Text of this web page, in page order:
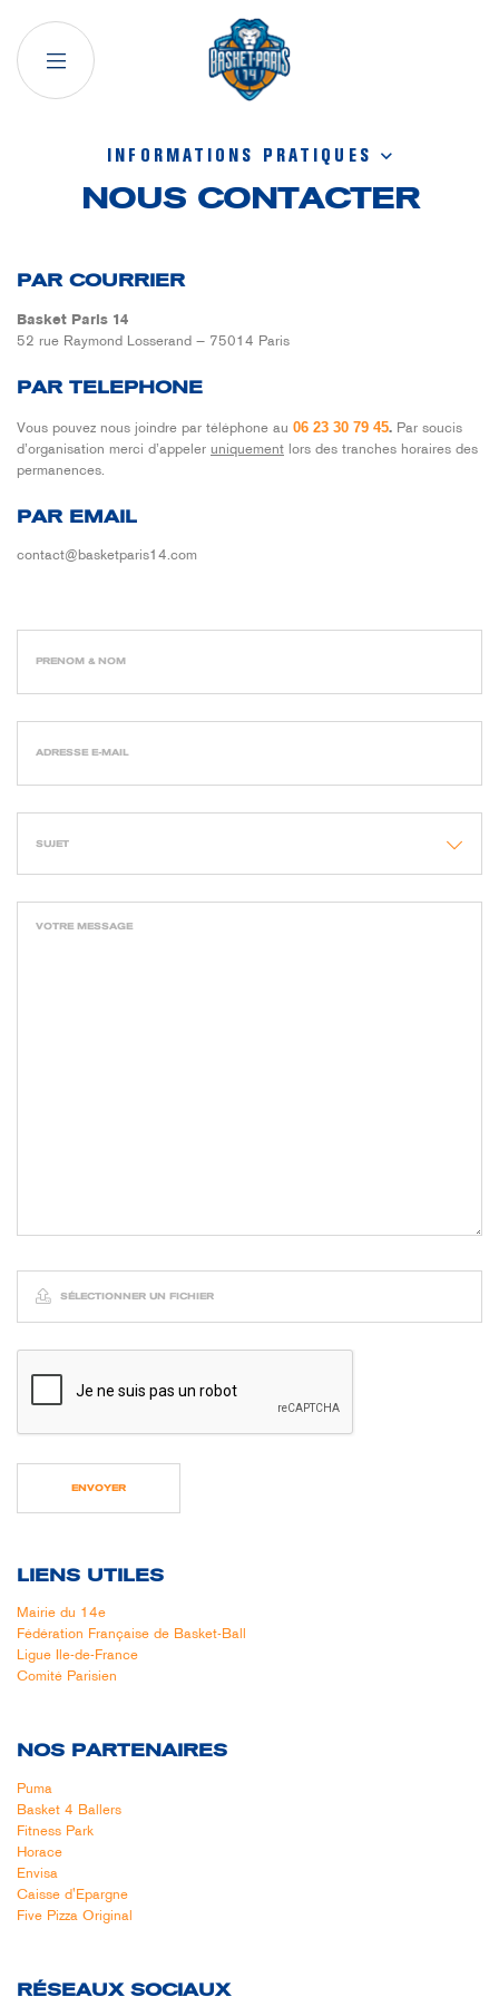
INFORMATIONS PRATIQUES
NOUS CONTACTER
PAR COURRIER
Basket Paris 14
52 rue Raymond Losserand — 75014 Paris
PAR TELEPHONE
Vous pouvez nous joindre par téléphone au 06 23 30 79 45. Par soucis
d’organisation merci d’appeler uniquement lors des tranches horaires des
permanences.
PAR EMAIL
contact@basketparis14.com
SUJET
SÉLECTIONNER UN FICHIER
LIENS UTILES
Mairie du 14e
Fédération Française de Basket-Ball
Ligue Ile-de-France
Comité Parisien
NOS PARTENAIRES
Puma
Basket 4 Ballers
Fitness Park
Horace
Envisa
Caisse d'Epargne
Five Pizza Original
RÉSEAUX SOCIAUX